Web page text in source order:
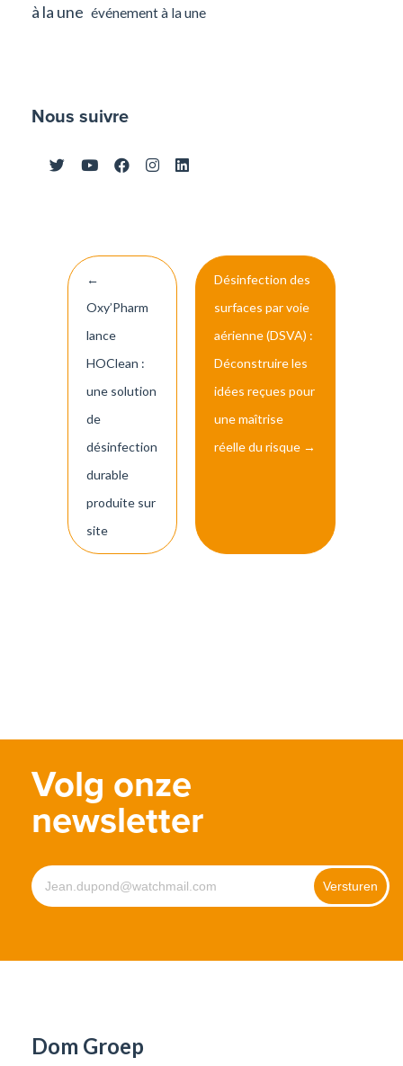
à la une événement à la une
Nous suivre
Post
navigation
←
Oxy’Pharm
lance
HOClean :
une solution
de
désinfection
durable
produite sur
site
Désinfection des
surfaces par voie
aérienne (DSVA) :
Déconstruire les
idées reçues pour
une maîtrise
réelle du risque →
Volg onze
newsletter
Dom Groep